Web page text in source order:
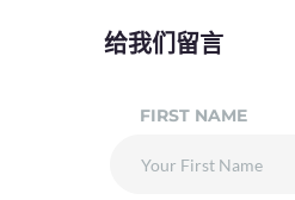
给我们留言
FIRST NAME